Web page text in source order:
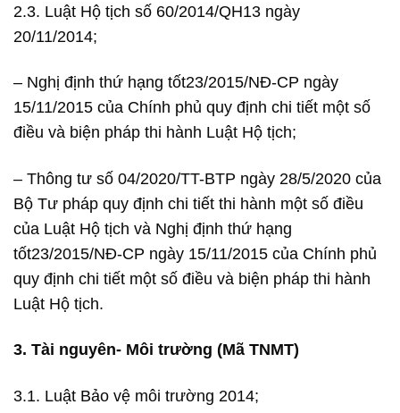
2.3. Luật Hộ tịch số 60/2014/QH13 ngày
20/11/2014;
– Nghị định thứ hạng tốt23/2015/NĐ-CP ngày
15/11/2015 của Chính phủ quy định chi tiết một số
điều và biện pháp thi hành Luật Hộ tịch;
– Thông tư số 04/2020/TT-BTP ngày 28/5/2020 của
Bộ Tư pháp quy định chi tiết thi hành một số điều
của Luật Hộ tịch và Nghị định thứ hạng
tốt23/2015/NĐ-CP ngày 15/11/2015 của Chính phủ
quy định chi tiết một số điều và biện pháp thi hành
Luật Hộ tịch.
3. Tài nguyên- Môi trường (Mã TNMT)
3.1. Luật Bảo vệ môi trường 2014;